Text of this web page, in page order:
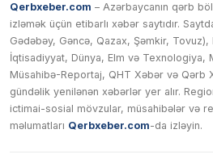
Qerbxeber.com – Azərbaycanın qərb
izləmək üçün etibarlı xəbər saytıdır.
Gədəbəy, Gəncə, Qazax, Şəmkir,
İqtisadiyyat, Dünya, Elm və Texnologiya,
Müsahibə-Reportaj, QHT Xəbər və Qərb
gündəlik yenilənən xəbərlər yer alır.
ictimai-sosial mövzular, müsahibələr və
məlumatları Qerbxeber.com-da izləyin.